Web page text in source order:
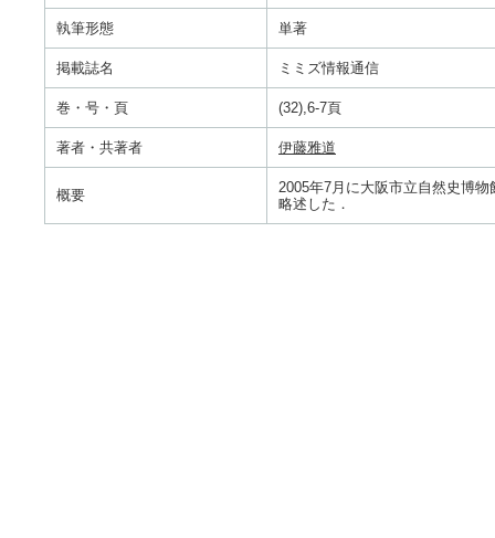
執筆形態 単著
掲載誌名 ミミズ情報通信
巻・号・頁 (32),6-7頁
著者・共著者 伊藤雅道
概要
2005年7月に大阪市立自然史博
略述した．